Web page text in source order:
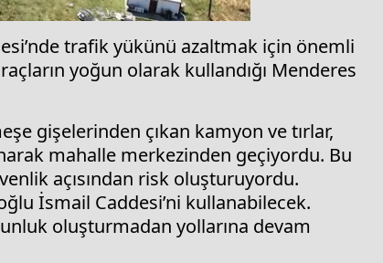
trafik yükünü azaltmak için önemli
yoğun olarak kullandığı Menderes
gişelerinden çıkan kamyon ve tırlar,
mahalle merkezinden geçiyordu. Bu
açısından risk oluşturuyordu.
İsmail Caddesi’ni kullanabilecek.
oluşturmadan yollarına devam